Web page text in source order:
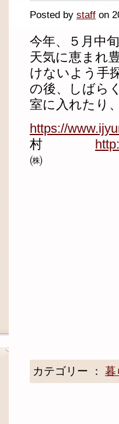
Posted by staff on
今年、５月中
天気に恵まれ
けないよう手
の後、しばら
室に入れたり
https://
村
㈱
カテゴリー ： 暮